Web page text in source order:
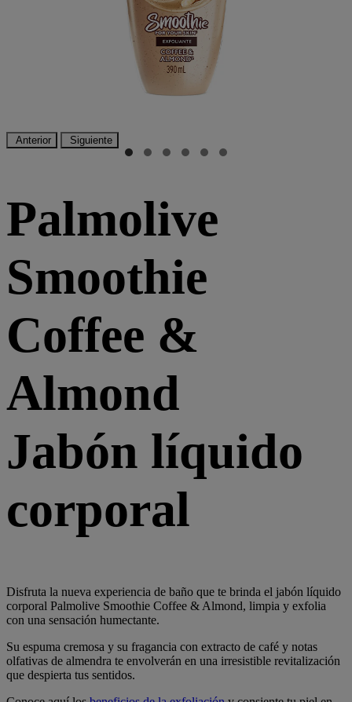
Anterior Siguiente
Palmolive
Smoothie
Coffee &
Almond
Jabón líquido
corporal
Disfruta la nueva experiencia de baño que te brinda el jabón líquido
corporal Palmolive Smoothie Coffee & Almond, limpia y exfolia
con una sensación humectante.
Su espuma cremosa y su fragancia con extracto de café y notas
olfativas de almendra te envolverán en una irresistible revitalización
que despierta tus sentidos.